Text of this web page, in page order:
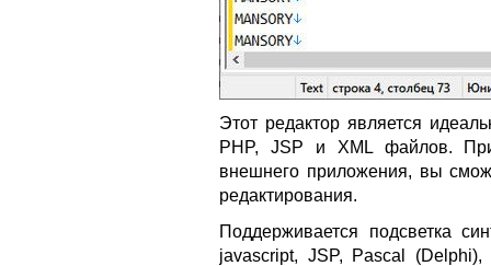
Этот редактор является
PHP, JSP и XML файлов. При
внешнего приложения, вы
редактирования.
Поддерживается подсветка
javascript, JSP, Pascal